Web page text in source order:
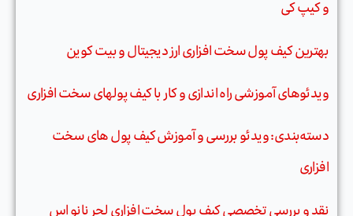
و کیپ کی
بهترین کیف پول سخت افزاری ارز دیجیتال و بیت کوین
ویدئوهای آموزشی راه اندازی و کار با کیف پولهای سخت افزاری
دسته‌بندی: ویدئو بررسی و آموزش کیف پول های سخت
افزاری
نقد و بررسی تخصصی کیف پول سخت افزاری لجر نانو اس